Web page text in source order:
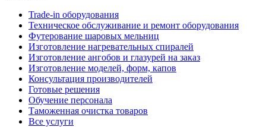
Trade-in оборудования
Техническое обслуживание и ремонт оборудования
Футерование шаровых мельниц
Изготовление нагревательных спиралей
Изготовление ангобов и глазурей на заказ
Изготовление моделей, форм, капов
Консультация производителей
Готовые решения
Обучение персонала
Таможенная очистка товаров
Все услуги